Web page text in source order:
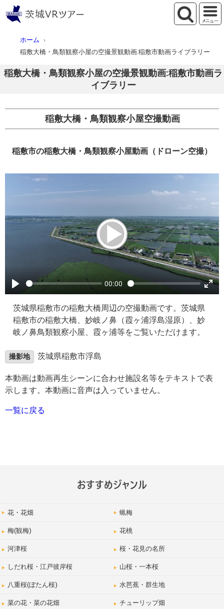
ホーム
稲敷大橋・鳥類観察小屋の空撮景観動画:稲敷市動画ライブラリー
稲敷大橋・鳥類観察小屋の空撮景観動画:稲敷市動画ラ
イブラリー
稲敷大橋・鳥類観察小屋空撮動画
稲敷市の稲敷大橋・鳥類観察小屋動画（ドローン空撮）
00:00
茨城県稲敷市の稲敷大橋周辺の空撮動画です。茨城県
稲敷市の稲敷大橋、妙岐ノ鼻（霞ヶ浦浮島湿原）、妙
岐ノ鼻鳥類観察小屋、霞ヶ浦等をご覧いただけます。
撮影地 茨城県稲敷市浮島
本動画は動画再生シーンに合わせ施設名等をテキストで表
示します。本動画に音声は入っていません。
一覧に戻る
花・花畑 蝋梅
梅(観梅) 花桃
河津桜 桜・花見の名所
しだれ桜・江戸彼岸桜 山桜・一本桜
八重桜(ぼたん桜) 水芭蕉・群生地
菜の花・菜の花畑 チューリップ畑